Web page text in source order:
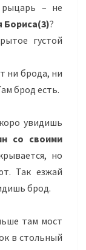
рыцарь – не
Бориса(3)?
густой
ни брода, ни
брод есть.
увидишь
со своими
но
Так езжай
брод.
там мост
в стольный